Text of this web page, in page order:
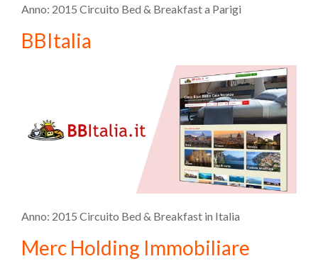
Anno: 2015 Circuito Bed & Breakfast a Parigi
BBItalia
Anno: 2015 Circuito Bed & Breakfast in Italia
Merc Holding Immobiliare